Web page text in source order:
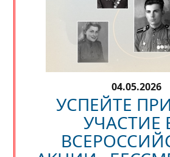
04.05.2026
УСПЕЙТЕ
УЧАСТИЕ